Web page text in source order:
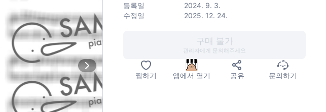
등록일
2024. 9. 3.
수정일
2025. 12. 24.
구매 불가
관리자에게 문의해주세요
찜하기 앱에서 열기 공유 문의하기